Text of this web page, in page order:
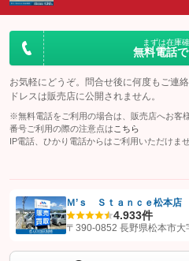
まずは在庫
無料電話
お気軽にどうぞ。問合せ後に何度もご連
ドレスは販売店に公開されません。
※無料電話をご利用の場合は、販売店へお客
番号ご利用の際の注意点は こちら
IP電話、ひかり電話からはご利用いただけませ
【STEP1】認証画面でグーネットを友だ
Ｍ’ｓ Ｓｔａｎｃｅ松本店
4.933件
〒390-0852 長野県松本市大